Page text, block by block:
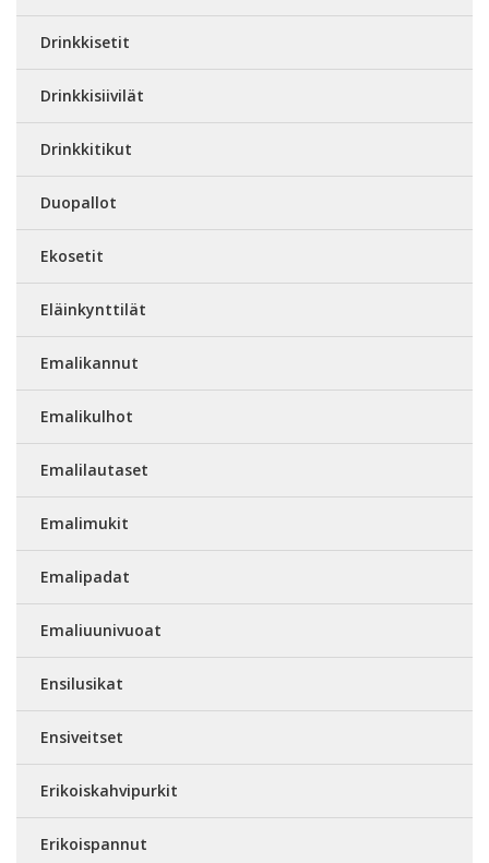
Drinkkisetit
Drinkkisiivilät
Drinkkitikut
Duopallot
Ekosetit
Eläinkynttilät
Emalikannut
Emalikulhot
Emalilautaset
Emalimukit
Emalipadat
Emaliuunivuoat
Ensilusikat
Ensiveitset
Erikoiskahvipurkit
Erikoispannut